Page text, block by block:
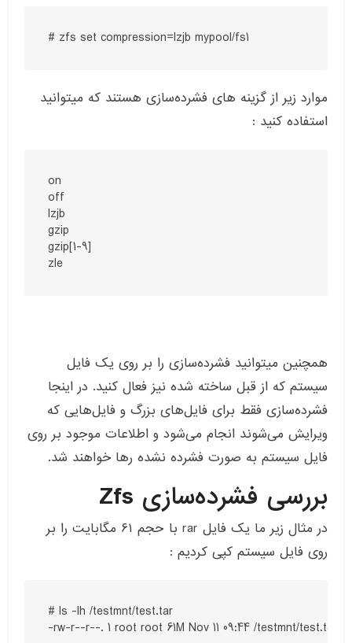
# zfs set compression=lzjb mypool/fs1
موارد زیر از گزینه های فشرده‌سازی هستند که میتوانید
استفاده کنید :
on
off
lzjb
gzip
gzip[1-9]
zle
همچنین میتوانید فشرده‌سازی را بر روی یک فایل
سیستم که از قبل ساخته شده نیز فعال کنید. در اینجا
فشرده‌سازی فقط برای فایل‌های بزرگ و فایل‌هایی که
ویرایش می‌شوند انجام می‌شود و اطلاعات موجود بر روی
فایل سیستم به صورت فشرده نشده رها خواهند شد.
بررسی فشرده‌سازی Zfs
در مثال زیر ما یک فایل rar با حجم ۶۱ مگابایت را بر
روی فایل سیستم کپی کردیم :
# ls -lh /testmnt/test.tar